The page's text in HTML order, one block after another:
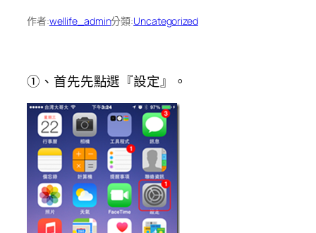
作者:wellife_admin分類:Uncategorized
①、首先先點選『設定』。